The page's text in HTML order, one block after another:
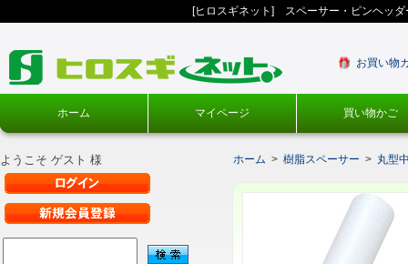
[ヒロスギネット] スペーサー・ピンヘッ
お買い物
ホーム マイページ 買い物かご
ようこそ ゲスト 様 ホーム > 樹脂スペーサー > 丸型